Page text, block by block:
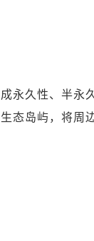
永久性、半永
态岛屿，将周